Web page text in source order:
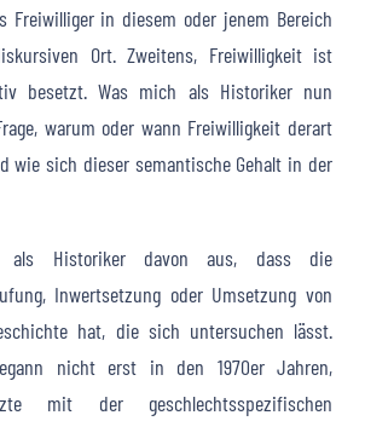
Freiwilliger in diesem oder jenem Bereich
Ort. Zweitens, Freiwilligkeit ist
besetzt. Was mich als Historiker nun
warum oder wann Freiwilligkeit derart
wie sich dieser semantische Gehalt in der
als Historiker davon aus, dass die
Inwertsetzung oder Umsetzung von
hat, die sich untersuchen lässt.
nicht erst in den 1970er Jahren,
mit der geschlechtsspezifischen